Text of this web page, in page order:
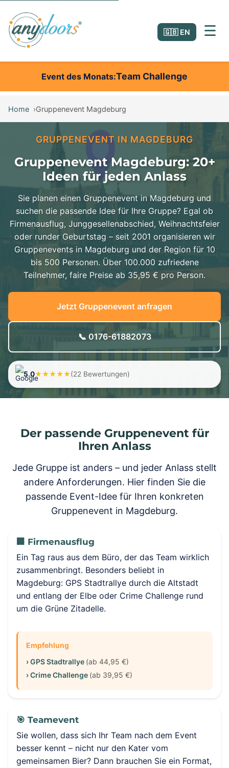
🇬🇧 EN ☰
Event des Monats Team Challenge
Home Gruppenevent Magdeburg
GRUPPENEVENT IN MAGDEBURG
Gruppenevent Magdeburg: 20+
Ideen für jeden Anlass
Sie planen einen Gruppenevent in Magdeburg und
suchen die passende Idee für Ihre Gruppe? Egal ob
Firmenausflug, Junggesellenabschied, Weihnachtsfeier
oder runder Geburtstag – seit 2001 organisieren wir
Gruppenevents in Magdeburg und der Region für 10
bis 500 Personen. Über 100.000 zufriedene
Teilnehmer, faire Preise ab 35,95 € pro Person.
Jetzt Gruppenevent anfragen
📞 0176-61882073
5.0★★★★★(22 Bewertungen)
Der passende Gruppenevent für
Ihren Anlass
Jede Gruppe ist anders – und jeder Anlass stellt
andere Anforderungen. Hier finden Sie die
passende Event-Idee für Ihren konkreten
Gruppenevent in Magdeburg.
🏢 Firmenausflug
Ein Tag raus aus dem Büro, der das Team wirklich
zusammenbringt. Besonders beliebt in
Magdeburg: GPS Stadtrallye durch die Altstadt
und entlang der Elbe oder Crime Challenge rund
um die Grüne Zitadelle.
Empfehlung
› GPS Stadtrallye (ab 44,95 €)
› Crime Challenge (ab 39,95 €)
🎯 Teamevent
Sie wollen, dass sich Ihr Team nach dem Event
besser kennt – nicht nur den Kater vom
gemeinsamen Bier? Dann brauchen Sie ein Format,